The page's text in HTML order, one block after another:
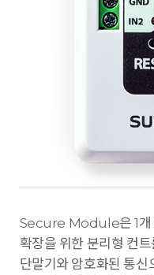
Secure Module은 1개
확장을 위한 분리형 컨
단말기와 암호화된 통신